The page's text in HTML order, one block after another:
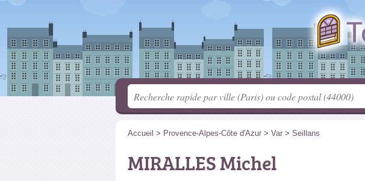
Accueil > Provence-Alpes-Côte d'Azur > Var > Seillans
MIRALLES Michel